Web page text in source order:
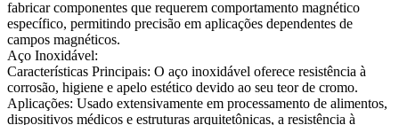
fabricar componentes que requerem comportamento magnético
específico, permitindo precisão em aplicações dependentes de
campos magnéticos.
Aço Inoxidável:
Características Principais: O aço inoxidável oferece resistência à
corrosão, higiene e apelo estético devido ao seu teor de cromo.
Aplicações: Usado extensivamente em processamento de alimentos,
dispositivos médicos e estruturas arquitetônicas, a resistência à